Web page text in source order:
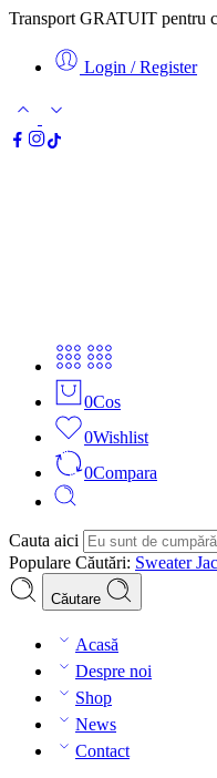
Transport GRATUIT pentru
Login / Register
0Cos
0Wishlist
0Compara
Cauta aici
Populare Căutări: Sweater
Căutare
Acasă
Despre noi
Shop
News
Contact